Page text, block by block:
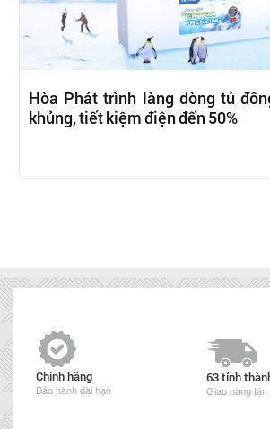
Hòa Phát trình làng dòng tủ
khủng, tiết kiệm điện đến 50%
Chính hãng
Bảo hành dài hạn
63 tỉnh
Giao hàng tận